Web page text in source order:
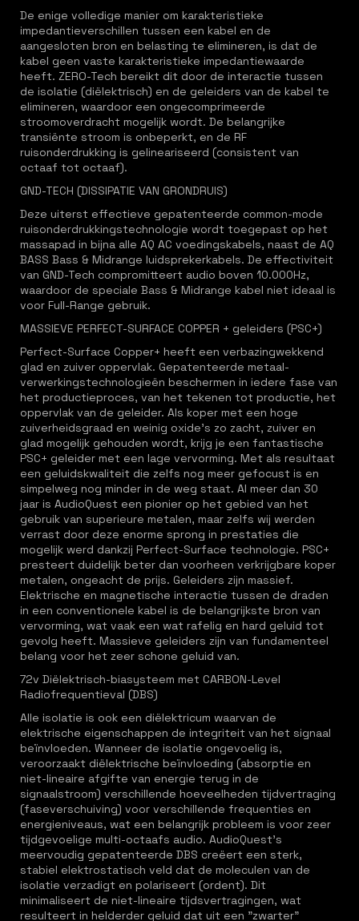
De enige volledige manier om karakteristieke
impedantieverschillen tussen een kabel en de
aangesloten bron en belasting te elimineren, is dat de
kabel geen vaste karakteristieke impedantiewaarde
heeft. ZERO-Tech bereikt dit door de interactie tussen
de isolatie (diëlektrisch) en de geleiders van de kabel te
elimineren, waardoor een ongecomprimeerde
stroomoverdracht mogelijk wordt. De belangrijke
transiënte stroom is onbeperkt, en de RF
ruisonderdrukking is gelineariseerd (consistent van
octaaf tot octaaf).
GND-TECH (DISSIPATIE VAN GRONDRUIS)
Deze uiterst effectieve gepatenteerde common-mode
ruisonderdrukkingstechnologie wordt toegepast op het
massapad in bijna alle AQ AC voedingskabels, naast de AQ
BASS Bass & Midrange luidsprekerkabels. De effectiviteit
van GND-Tech compromitteert audio boven 10.000Hz,
waardoor de speciale Bass & Midrange kabel niet ideaal is
voor Full-Range gebruik.
MASSIEVE PERFECT-SURFACE COPPER + geleiders (PSC+)
Perfect-Surface Copper+ heeft een verbazingwekkend
glad en zuiver oppervlak. Gepatenteerde metaal-
verwerkingstechnologieën beschermen in iedere fase van
het productieproces, van het tekenen tot productie, het
oppervlak van de geleider. Als koper met een hoge
zuiverheidsgraad en weinig oxide’s zo zacht, zuiver en
glad mogelijk gehouden wordt, krijg je een fantastische
PSC+ geleider met een lage vervorming. Met als resultaat
een geluidskwaliteit die zelfs nog meer gefocust is en
simpelweg nog minder in de weg staat. Al meer dan 30
jaar is AudioQuest een pionier op het gebied van het
gebruik van superieure metalen, maar zelfs wij werden
verrast door deze enorme sprong in prestaties die
mogelijk werd dankzij Perfect-Surface technologie. PSC+
presteert duidelijk beter dan voorheen verkrijgbare koper
metalen, ongeacht de prijs. Geleiders zijn massief.
Elektrische en magnetische interactie tussen de draden
in een conventionele kabel is de belangrijkste bron van
vervorming, wat vaak een wat rafelig en hard geluid tot
gevolg heeft. Massieve geleiders zijn van fundamenteel
belang voor het zeer schone geluid van.
72v Diëlektrisch-biasysteem met CARBON-Level
Radiofrequentieval (DBS)
Alle isolatie is ook een diëlektricum waarvan de
elektrische eigenschappen de integriteit van het signaal
beïnvloeden. Wanneer de isolatie ongevoelig is,
veroorzaakt diëlektrische beïnvloeding (absorptie en
niet-lineaire afgifte van energie terug in de
signaalstroom) verschillende hoeveelheden tijdvertraging
(faseverschuiving) voor verschillende frequenties en
energieniveaus, wat een belangrijk probleem is voor zeer
tijdgevoelige multi-octaafs audio. AudioQuest's
meervoudig gepatenteerde DBS creëert een sterk,
stabiel elektrostatisch veld dat de moleculen van de
isolatie verzadigt en polariseert (ordent). Dit
minimaliseert de niet-lineaire tijdsvertragingen, wat
resulteert in helderder geluid dat uit een "zwarter"